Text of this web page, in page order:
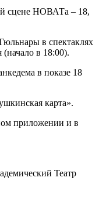
сцене НОВАТа ‒ 18,
в спектаклях
(начало в 18:00).
в показе 18
карта».
приложении и в
Театр